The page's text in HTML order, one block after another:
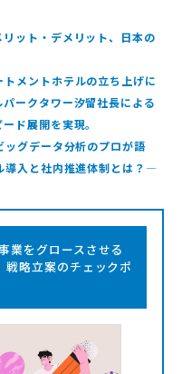
ット・デメリット、日本の
メントホテルの立ち上げに
ークタワー汐留社長による
ド展開を実現。
グデータ分析のプロが語
導入と社内推進体制とは？―
業をグロースさせる
戦略立案のチェックポ